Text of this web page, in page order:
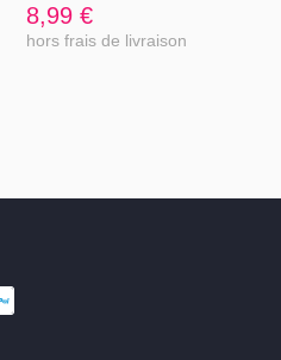
8,99 €
hors frais de livraison